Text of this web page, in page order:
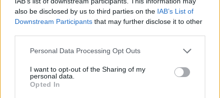
also be disclosed by us to third parties on the IAB’s List of
Downstream Participants that may further disclose it to other
Personal Data Processing Opt Outs
I want to opt-out of the Sharing of my
personal data.
Opted In
i najmniej winnych dziejącemu się wokół nich
złu, najmniej również związani z konfliktem
bezpodstawnie i ślepo potrafi działać ręka
nienawiści, jeżeli jej na to pozwolimy. Młodzi
giną nie widząc w tak okrutnym świecie miejsca